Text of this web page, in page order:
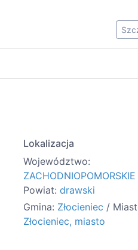
Lokalizacja
Województwo:
ZACHODNIOPOMORSKIE
Powiat: drawski
Gmina: Złocieniec /
Złocieniec, miasto